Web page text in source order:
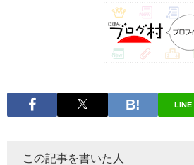
LINE
この記事を書いた人